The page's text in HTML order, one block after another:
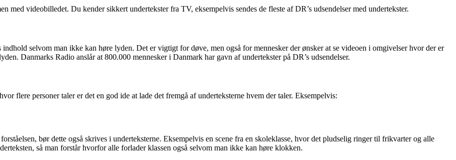
med videobilledet. Du kender sikkert undertekster fra TV, eksempelvis sendes de fleste af DR’s udsendelser med undertekster.
selvom man ikke kan høre lyden. Det er vigtigt for døve, men også for mennesker der ønsker at se videoen i omgivelser hvor der er
Danmarks Radio anslår at 800.000 mennesker i Danmark har gavn af undertekster på DR’s udsendelser.
flere personer taler er det en god ide at lade det fremgå af underteksterne hvem der taler. Eksempelvis:
bør dette også skrives i underteksterne. Eksempelvis en scene fra en skoleklasse, hvor det pludselig ringer til frikvarter og alle
så man forstår hvorfor alle forlader klassen også selvom man ikke kan høre klokken.